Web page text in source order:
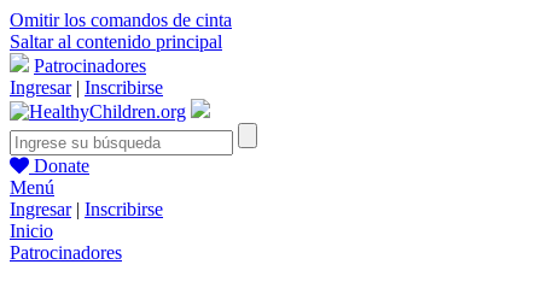
Omitir los comandos de cinta
Saltar al contenido principal
Patrocinadores
Ingresar| Inscribirse
Donate
Menú
Ingresar| Inscribirse
Inicio
Patrocinadores